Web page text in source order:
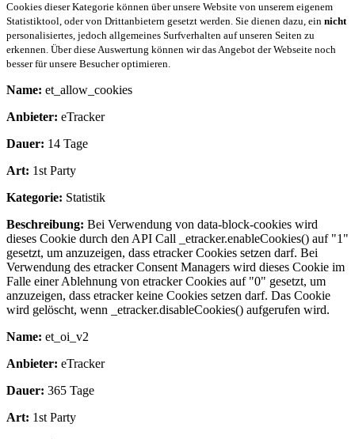
Cookies dieser Kategorie können über unsere Website von unserem eigenem
Statistiktool, oder von Drittanbietern gesetzt werden. Sie dienen dazu, ein nicht
personalisiertes, jedoch allgemeines Surfverhalten auf unseren Seiten zu
erkennen. Über diese Auswertung können wir das Angebot der Webseite noch
besser für unsere Besucher optimieren.
Name: et_allow_cookies
Anbieter: eTracker
Dauer: 14 Tage
Art: 1st Party
Kategorie: Statistik
Beschreibung: Bei Verwendung von data-block-cookies wird
dieses Cookie durch den API Call _etracker.enableCookies() auf "1"
gesetzt, um anzuzeigen, dass etracker Cookies setzen darf. Bei
Verwendung des etracker Consent Managers wird dieses Cookie im
Falle einer Ablehnung von etracker Cookies auf "0" gesetzt, um
anzuzeigen, dass etracker keine Cookies setzen darf. Das Cookie
wird gelöscht, wenn _etracker.disableCookies() aufgerufen wird.
Name: et_oi_v2
Anbieter: eTracker
Dauer: 365 Tage
Art: 1st Party